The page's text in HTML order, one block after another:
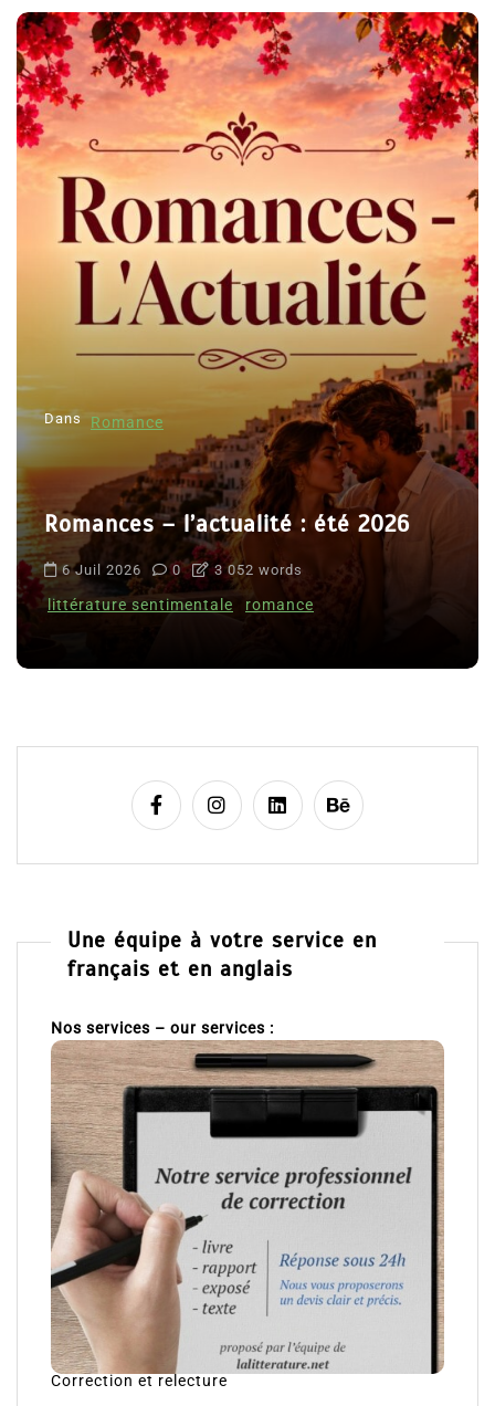
Dans Romance
Romances – l’actualité : été 2026
6 Juil 2026 0 3 052 words
littérature sentimentale romance
Une équipe à votre service en
français et en anglais
Nos services – our services :
Correction et relecture